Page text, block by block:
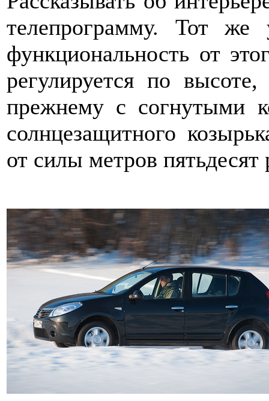
телепрограмму. Тот же
функциональность от
регулируется по
прежнему с согнутыми
солнцезащитного
от силы метров